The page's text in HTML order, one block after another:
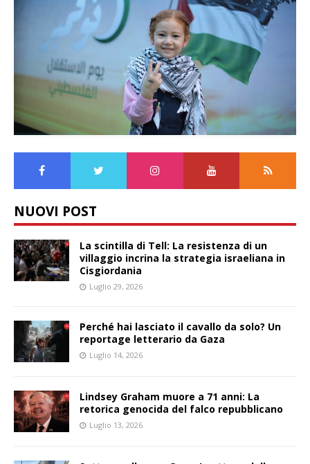
NUOVI POST
La scintilla di Tell: La resistenza di un
villaggio incrina la strategia israeliana in
Cisgiordania
Luglio 29, 2026
Perché hai lasciato il cavallo da solo? Un
reportage letterario da Gaza
Luglio 14, 2026
Lindsey Graham muore a 71 anni: La
retorica genocida del falco repubblicano
Luglio 13, 2026